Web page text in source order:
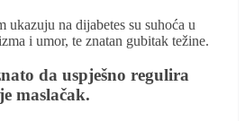
na dijabetes su suhoća u
i umor, te znatan gubitak težine.
da uspješno regulira
maslačak.